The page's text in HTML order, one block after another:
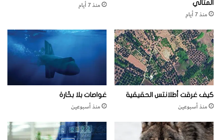
ك
ي
ن
ع
ل
ى
ا
ل
أ
ر
ض
ف
ي
المثالي
منذ 7 أيام
منذ 7 أيام
كيف غرقت أطلانتس الحقيقية
منذ أسبوعين
غواصات بلا بحّارة
منذ أسبوعين